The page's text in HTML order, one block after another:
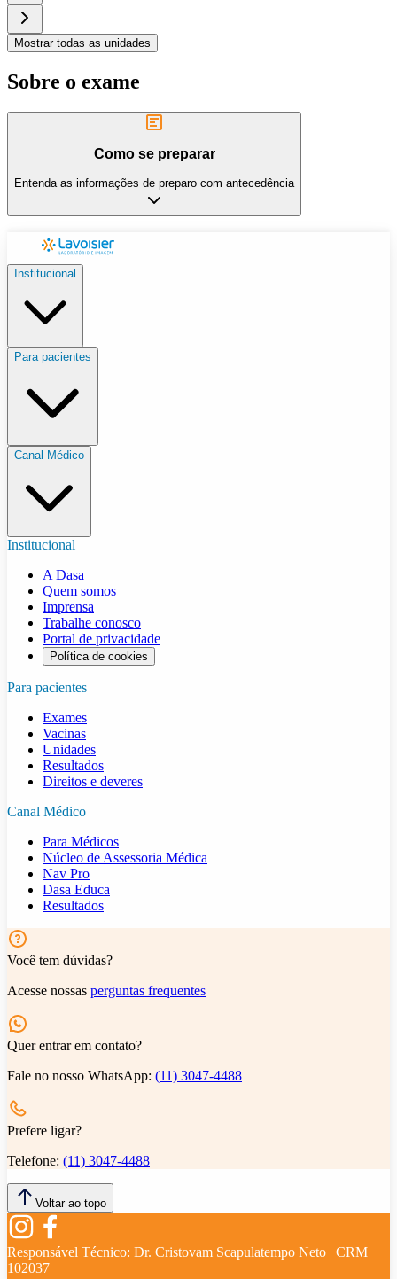
Mostrar todas as unidades
Sobre o exame
Como se preparar
Entenda as informações de preparo com antecedência
Institucional
Para pacientes
Canal Médico
Institucional
A Dasa
Quem somos
Imprensa
Trabalhe conosco
Portal de privacidade
Política de cookies
Para pacientes
Exames
Vacinas
Unidades
Resultados
Direitos e deveres
Canal Médico
Para Médicos
Núcleo de Assessoria Médica
Nav Pro
Dasa Educa
Resultados
Você tem dúvidas?
Acesse nossas perguntas frequentes
Quer entrar em contato?
Fale no nosso WhatsApp: (11) 3047-4488
Prefere ligar?
Telefone: (11) 3047-4488
Voltar ao topo
Responsável Técnico: Dr. Cristovam Scapulatempo Neto | CRM
102037